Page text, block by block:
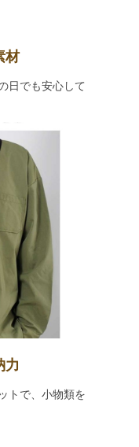
材
日でも安心して
力
トで、小物類を